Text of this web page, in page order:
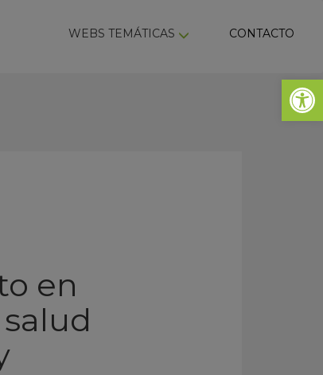
Abrir
WEBS TEMÁTICAS CONTACTO
en